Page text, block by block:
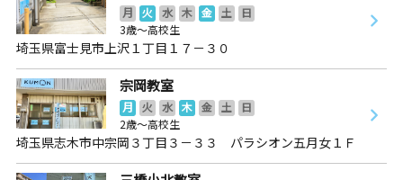
月 火 水 木 金 土
日
3歳～高校生
埼玉県富士見市上沢１丁目１７－３０
宗岡教室
月 火 水 木 金 土
日
2歳～高校生
埼玉県志木市中宗岡３丁目３－３３ パラシオン五月女１Ｆ